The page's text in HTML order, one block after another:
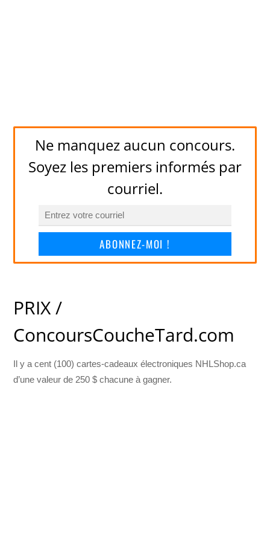
Ne manquez aucun concours.
Soyez les premiers informés par
courriel.
ABONNEZ-MOI !
PRIX /
ConcoursCoucheTard.com
Il y a cent (100) cartes-cadeaux électroniques NHLShop.ca
d’une valeur de 250 $ chacune à gagner.